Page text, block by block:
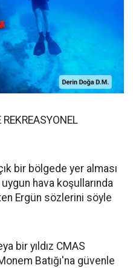
bir bölgede yer alması
uygun hava koşullarında
Ergün sözlerini söyle
bir yıldız CMAS
Batığı'na güvenle